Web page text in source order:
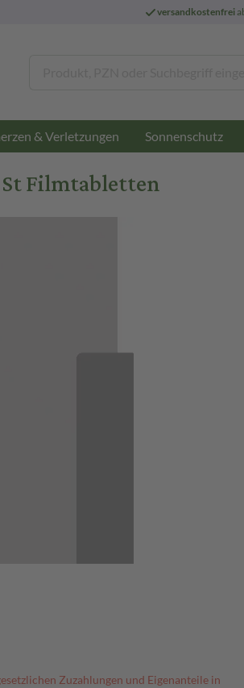
versandkostenfrei
& Verletzungen Sonnenschutz
Filmtabletten
Zuzahlungen und Eigenanteile in